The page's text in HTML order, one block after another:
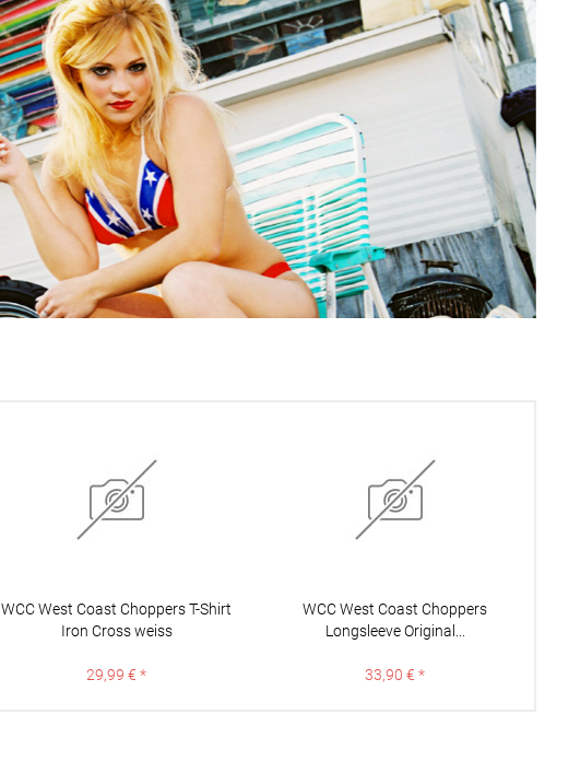
WCC West Coast Choppers T-Shirt
Iron Cross weiss
29,99 € *
WCC West Coast Choppers
Longsleeve Original...
33,90 € *